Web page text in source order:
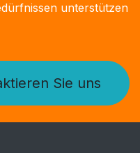
unterstützen
Sie uns